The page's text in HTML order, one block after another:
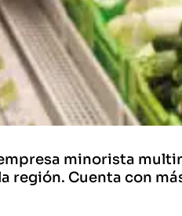
minorista
región. Cuenta con